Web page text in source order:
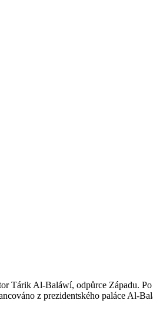
Tárik Al-Baláwí, odpůrce Západu.
z prezidentského paláce Al-